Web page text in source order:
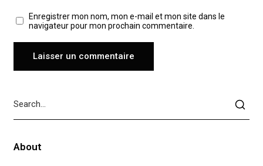
Enregistrer mon nom, mon e-mail et mon site dans le
navigateur pour mon prochain commentaire.
About